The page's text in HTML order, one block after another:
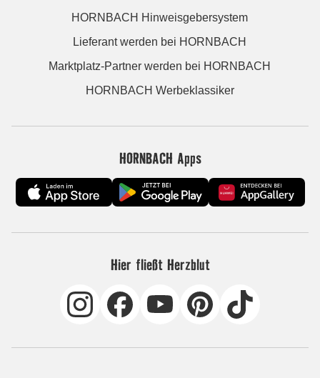
HORNBACH Hinweisgebersystem
Lieferant werden bei HORNBACH
Marktplatz-Partner werden bei HORNBACH
HORNBACH Werbeklassiker
HORNBACH Apps
Hier fließt Herzblut